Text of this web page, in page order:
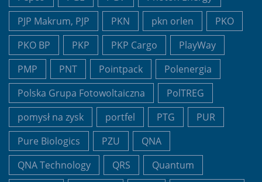
PJP Makrum, PJP
PKN pkn orlen
PKO
PKO BP
PKP PKP Cargo
PlayWay
PMP
PNT Pointpack
Polenergia
Polska Grupa Fotowoltaiczna
PolTREG
pomysł na zysk
portfel PTG
PUR
Pure Biologics
PZU
QNA
QNA Technology
QRS
Quantum